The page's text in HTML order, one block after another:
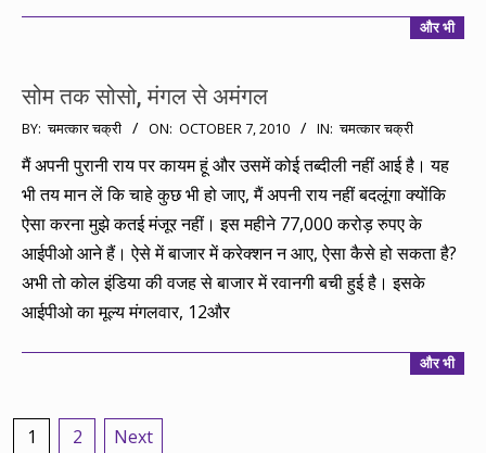
और भी
सोम तक सोसो, मंगल से अमंगल
2010-
10-
07
BY: चमत्कार चक्री ON: OCTOBER 7, 2010 IN: चमत्कार चक्री
मैं अपनी पुरानी राय पर कायम हूं और उसमें कोई तब्दीली नहीं आई है। यह
भी तय मान लें कि चाहे कुछ भी हो जाए, मैं अपनी राय नहीं बदलूंगा क्योंकि
ऐसा करना मुझे कतई मंजूर नहीं। इस महीने 77,000 करोड़ रुपए के
आईपीओ आने हैं। ऐसे में बाजार में करेक्शन न आए, ऐसा कैसे हो सकता है?
अभी तो कोल इंडिया की वजह से बाजार में रवानगी बची हुई है। इसके
आईपीओ का मूल्य मंगलवार, 12और
और भी
Posts
1 2 Next